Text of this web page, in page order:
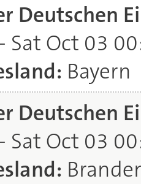
Deutschen
Sat Oct 03
Bayern
Deutschen
Sat Oct 03